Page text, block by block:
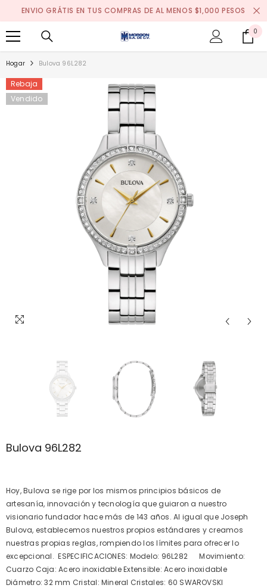
SALTAR AL CONTENIDO
ENVIO GRÁTIS EN TUS COMPRAS DE AL MENOS $1,000 PESOS
0
Hogar Bulova 96L282
Rebaja
Vendido
Bulova 96L282
Hoy, Bulova se rige por los mismos principios básicos de
artesanía, innovación y tecnología que guiaron a nuestro
visionario fundador hace más de 143 años. Al igual que Joseph
Bulova, establecemos nuestros propios estándares y creamos
nuestras propias reglas, rompiendo los límites para ofrecer lo
excepcional. ESPECIFICACIONES: Modelo: 96L282 Movimiento:
Cuarzo Caja: Acero inoxidable Extensible: Acero inoxidable
Diámetro: 32 mm Cristal: Mineral Cristales: 60 SWAROVSKI